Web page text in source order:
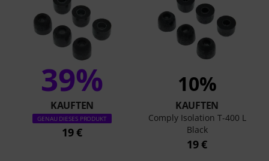
39%
KAUFTEN
GENAU DIESES PRODUKT
19 €
10%
KAUFTEN
Comply Isolation T-400 L
Black
19 €